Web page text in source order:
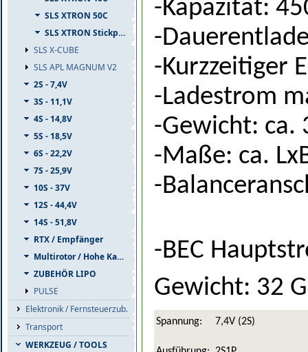
SLS XTRON 50C
SLS XTRON Stickpack
SLS X-CUBE
SLS APL MAGNUM V2
2S - 7,4V
3S - 11,1V
4S - 14,8V
5S - 18,5V
6S - 22,2V
7S - 25,9V
10S - 37V
12S - 44,4V
14S - 51,8V
RTX / Empfänger
Multirotor / Hohe Kapazität
ZUBEHÖR LIPO
PULSE
Elektronik / Fernsteuerzub.
Transport
WERKZEUG / TOOLS
-Kapazität:
-
-Kurzzeitiger
-Ladestrom
-Gewicht: ca.
-Maße: ca.
-
-BEC
Gewicht: 32
Spannung: 7,4V (2S)